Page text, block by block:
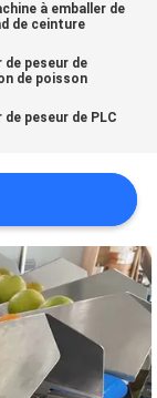
à emballer de
de ceinture
de peseur de
de poisson
de peseur de PLC